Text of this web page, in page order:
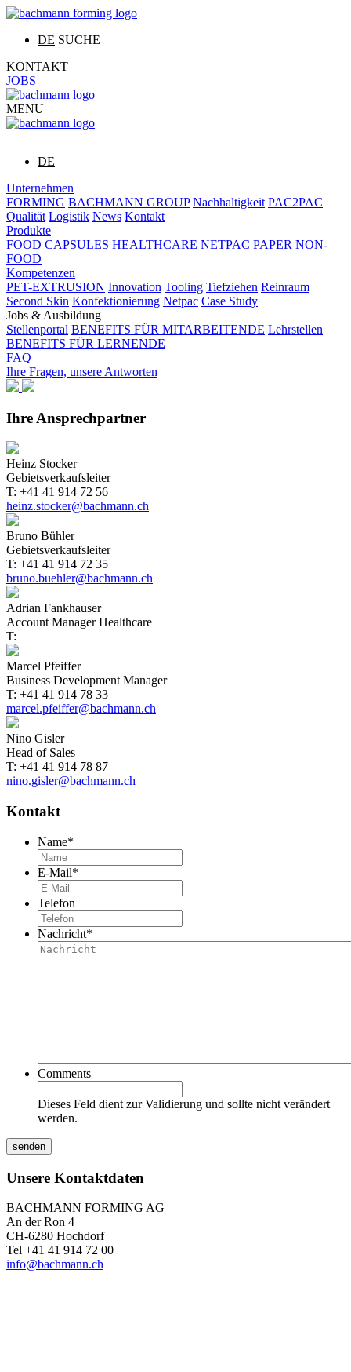
DE SUCHE
KONTAKT
JOBS
MENU
DE
Unternehmen
FORMING BACHMANN GROUP Nachhaltigkeit PAC2PAC
Qualität Logistik News Kontakt
Produkte
FOOD CAPSULES HEALTHCARE NETPAC PAPER NON-
FOOD
Kompetenzen
PET-EXTRUSION Innovation Tooling Tiefziehen Reinraum
Second Skin Konfektionierung Netpac Case Study
Jobs & Ausbildung
Stellenportal BENEFITS FÜR MITARBEITENDE Lehrstellen
BENEFITS FÜR LERNENDE
FAQ
Ihre Fragen, unsere Antworten
Ihre Ansprechpartner
Heinz Stocker
Gebietsverkaufsleiter
T: +41 41 914 72 56
heinz.stocker@bachmann.ch
Bruno Bühler
Gebietsverkaufsleiter
T: +41 41 914 72 35
bruno.buehler@bachmann.ch
Adrian Fankhauser
Account Manager Healthcare
T:
Marcel Pfeiffer
Business Development Manager
T: +41 41 914 78 33
marcel.pfeiffer@bachmann.ch
Nino Gisler
Head of Sales
T: +41 41 914 78 87
nino.gisler@bachmann.ch
Kontakt
Name*
E-Mail*
Telefon
Nachricht*
Comments
Dieses Feld dient zur Validierung und sollte nicht verändert
werden.
Unsere Kontaktdaten
BACHMANN FORMING AG
An der Ron 4
CH-6280 Hochdorf
Tel +41 41 914 72 00
info@bachmann.ch